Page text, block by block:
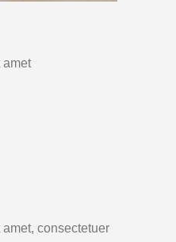
amet
consectetuer